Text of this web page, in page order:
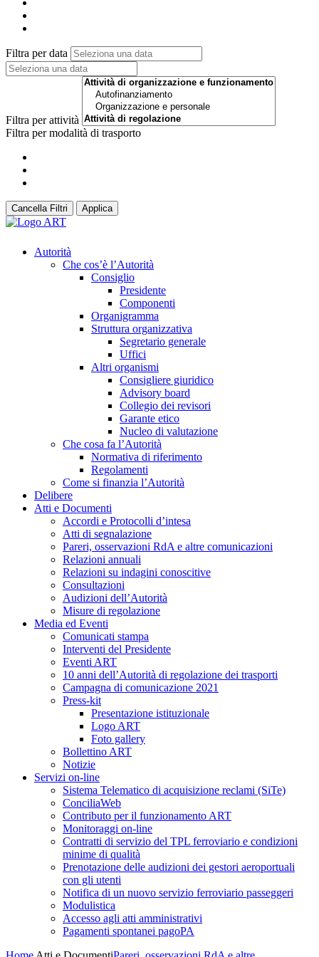
Filtra per data
Filtra per attività
Filtra per modalità di trasporto
Cancella Filtri Applica
Autorità
Che cos’è l’Autorità
Consiglio
Presidente
Componenti
Organigramma
Struttura organizzativa
Segretario generale
Uffici
Altri organismi
Consigliere giuridico
Advisory board
Collegio dei revisori
Garante etico
Nucleo di valutazione
Che cosa fa l’Autorità
Normativa di riferimento
Regolamenti
Come si finanzia l’Autorità
Delibere
Atti e Documenti
Accordi e Protocolli d’intesa
Atti di segnalazione
Pareri, osservazioni RdA e altre comunicazioni
Relazioni annuali
Relazioni su indagini conoscitive
Consultazioni
Audizioni dell’Autorità
Misure di regolazione
Media ed Eventi
Comunicati stampa
Interventi del Presidente
Eventi ART
10 anni dell’Autorità di regolazione dei trasporti
Campagna di comunicazione 2021
Press-kit
Presentazione istituzionale
Logo ART
Foto gallery
Bollettino ART
Notizie
Servizi on-line
Sistema Telematico di acquisizione reclami (SiTe)
ConciliaWeb
Contributo per il funzionamento ART
Monitoraggi on-line
Contratti di servizio del TPL ferroviario e condizioni
minime di qualità
Prenotazione delle audizioni dei gestori aeroportuali
con gli utenti
Notifica di un nuovo servizio ferroviario passeggeri
Modulistica
Accesso agli atti amministrativi
Pagamenti spontanei pagoPA